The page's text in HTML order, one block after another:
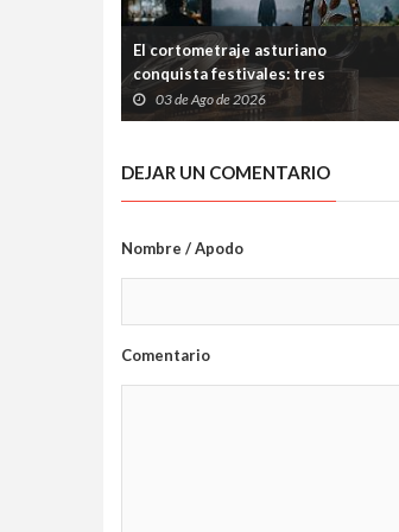
El cortometraje asturiano
conquista festivales: tres
producciones de Laboral
Cinemateca suman nuevos premios
03 de Ago de 2026
DEJAR UN COMENTARIO
Nombre / Apodo
Comentario